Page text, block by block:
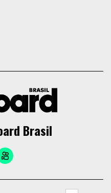
Brasil